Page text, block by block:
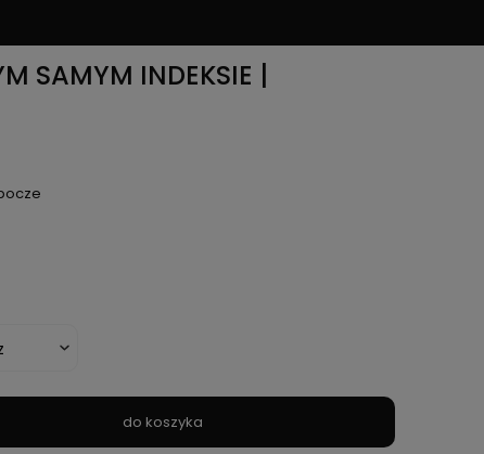
SAMYM INDEKSIE |
do koszyka